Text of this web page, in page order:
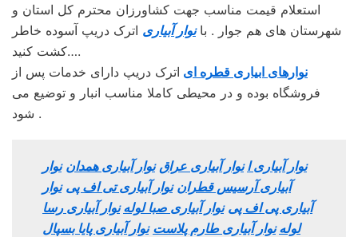
استعلام قیمت مناسب جهت کشاورزان محترم کل استان و
شهرستان های هم جوار . بانوار آبیاری اترک دریپ آسوده خاطر
کشت کنید….
نوارهای ابیاری قطره ای اترک دریپ دارای خدمات پس از
فروشگاه بوده و در محیطی کاملا مناسب انبار و توضیع می
شود .
نوار آبیاری ا نوار آبیاری عراق نوار آبیاری همدان نوار
آبیاری آرسیس قطران نوار آبیاری تی اف پی نوار
آبیاری پی اف پی نوار آبیاری صبا لوله نوار آبیاری رسا
لوله نوار آبیاری طارم پلاست نوار آبیاری پایا بسپال